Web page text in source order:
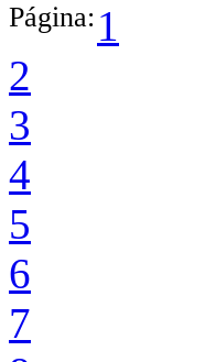
Página: 1
2
3
4
5
6
7